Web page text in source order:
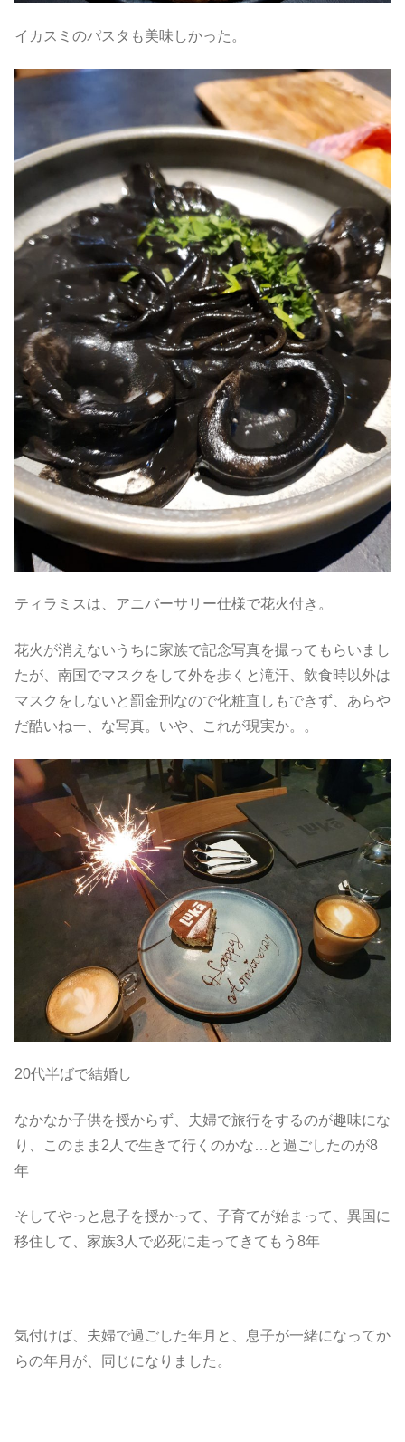
イカスミのパスタも美味しかった。
ティラミスは、アニバーサリー仕様で花火付き。
花火が消えないうちに家族で記念写真を撮ってもらいまし
たが、南国でマスクをして外を歩くと滝汗、飲食時以外は
マスクをしないと罰金刑なので化粧直しもできず、あらや
だ酷いねー、な写真。いや、これが現実か。。
20代半ばで結婚し
なかなか子供を授からず、夫婦で旅行をするのが趣味にな
り、このまま2人で生きて行くのかな…と過ごしたのが8
年
そしてやっと息子を授かって、子育てが始まって、異国に
移住して、家族3人で必死に走ってきてもう8年
気付けば、夫婦で過ごした年月と、息子が一緒になってか
らの年月が、同じになりました。